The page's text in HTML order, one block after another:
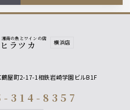
湘南の魚とワインの店
ヒラツカ 横浜店
屋町2-17-1相鉄岩崎学園ビルB1F
314-8357